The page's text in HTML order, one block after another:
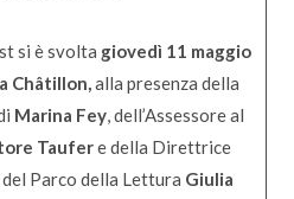
si è svolta giovedì 11 maggio
Châtillon,alla presenza della
Marina Fey, dell’Assessore al
Taufere della Direttrice
Parco della Lettura Giulia